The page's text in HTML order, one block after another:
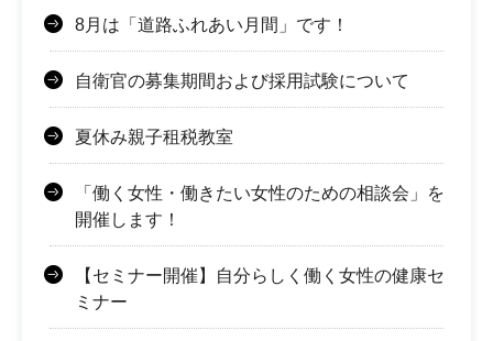
8月は「道路ふれあい月間」です！
自衛官の募集期間および採用試験について
夏休み親子租税教室
「働く女性・働きたい女性のための相談会」を
開催します！
【セミナー開催】自分らしく働く女性の健康セ
ミナー